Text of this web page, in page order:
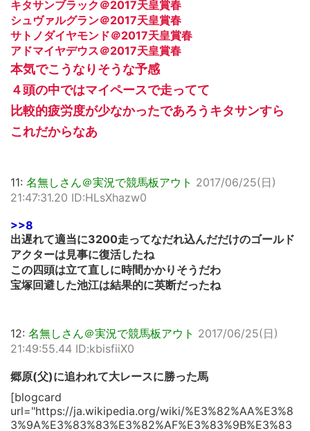
キタサンブラック＠2017天皇賞春
シュヴァルグラン＠2017天皇賞春
サトノダイヤモンド＠2017天皇賞春
アドマイヤデウス＠2017天皇賞春
本気でこうなりそうな予感
４頭の中ではマイペースで走ってて
比較的疲労度が少なかったであろうキタサンすら
これだからなあ
11: 名無しさん＠実況で競馬板アウト 2017/06/25(日)
21:47:31.20 ID:HLsXhazw0
>>8
出遅れて適当に3200走ってなだれ込んだだけのゴールド
アクターは見事に復活したね
この四頭は立て直しに時間かかりそうだわ
宝塚回避した池江は結果的に英断だったね
12: 名無しさん＠実況で競馬板アウト 2017/06/25(日)
21:49:55.44 ID:kbisfiiX0
郷原(父)に追われて大レースに勝った馬
[blogcard
url="https://ja.wikipedia.org/wiki/%E3%82%AA%E3%8
3%9A%E3%83%83%E3%82%AF%E3%83%9B%E3%83